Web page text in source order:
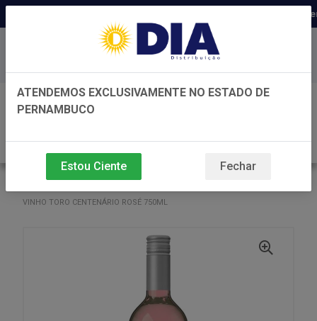
Distribuidora há 22 anos em
Baixe já nosso APP
VINHO TORO CENTENÁRIO ROSÉ 750ML
ATENDEMOS EXCLUSIVAMENTE NO ESTADO DE
PERNAMBUCO
Estou Ciente Fechar